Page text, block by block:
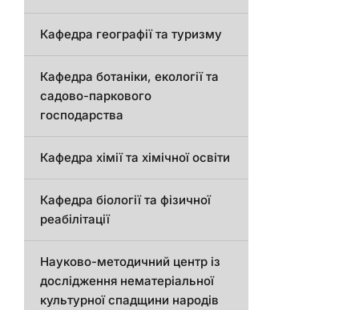
Кафедра географії та туризму
Кафедра ботаніки, екології та
садово-паркового
господарства
Кафедра хімії та хімічної освіти
Кафедра біології та фізичної
реабілітації
Науково-методичний центр із
дослідження нематеріальної
культурної спадщини народів